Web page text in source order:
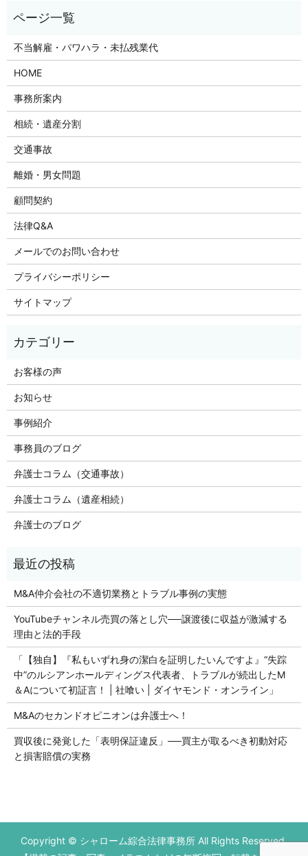
不当解雇・パワハラ・未払残業代
HOME
事務所案内
相続・遺産分割
交通事故
離婚・男女問題
顧問契約
法律Q&A
メールでのお問い合わせ
プライバシーポリシー
サイトマップ
お客様の声
お知らせ
事例紹介
事務員のブログ
弁護士コラム（交通事故）
弁護士コラム（遺産相続）
弁護士のブログ
M&A仲介会社の不適切業務とトラブル事例の実態
YouTubeチャンネル売買の落とし穴──譲渡後に収益が激減する
理由と法的手段
「【独自】『私もいずれ身の潔白を証明したいんですよ』“失踪
中”のルシアンホールディングス代表者、トラブルが続出したM
＆Aについて初証言！ | 社喰い | ダイヤモンド・オンライン」
M&Aのセカンドオピニオンは弁護士へ！
買収後に発覚した「表明保証違反」──買主が取るべき初動対応
と損害賠償の実務
初回の法律相談無料です。
営業時間 平日9：00～17：00
Copyright © シャローム綜合法律事務所 All Rights Reserved.